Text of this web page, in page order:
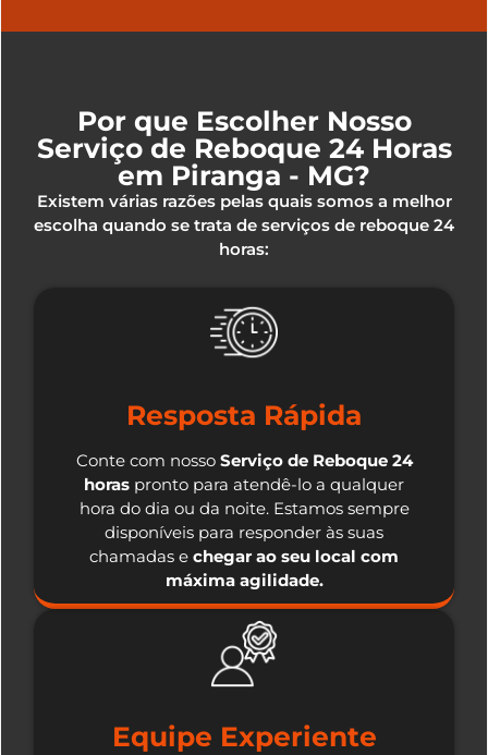
Por que Escolher Nosso
Serviço de Reboque 24 Horas
em Piranga - MG?
Existem várias razões pelas quais somos a melhor
escolha quando se trata de serviços de reboque 24
horas:
Resposta Rápida
Conte com nosso Serviço de Reboque 24
horas pronto para atendê-lo a qualquer
hora do dia ou da noite. Estamos sempre
disponíveis para responder às suas
chamadas e chegar ao seu local com
máxima agilidade.
Equipe Experiente